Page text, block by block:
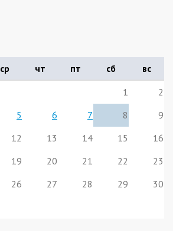
ср чт пт сб
вс
1
2
5 6 7 8
9
12 13 14 15
16
19 20 21 22
23
26 27 28 29
30